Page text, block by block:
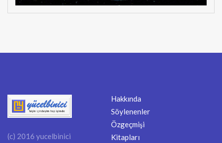
(c) 2016 yucelbinici
Hakkında
Söylenenler
Özgeçmişi
Kitapları